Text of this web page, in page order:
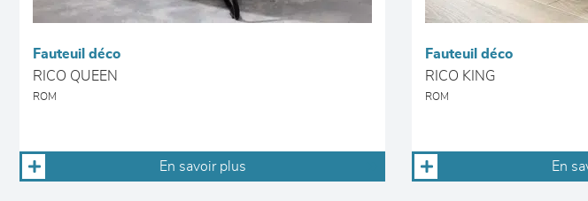
Fauteuil déco
RICO QUEEN
ROM
En savoir plus
Fauteuil déco
RICO KING
ROM
En